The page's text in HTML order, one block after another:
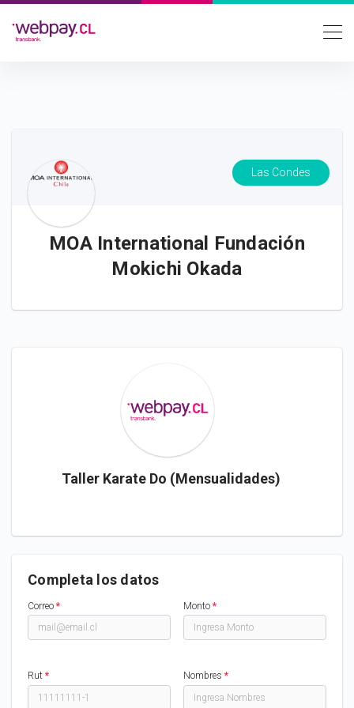
Las Condes
MOA International Fundación
Mokichi Okada
Taller Karate Do (Mensualidades)
Completa los datos
Correo * Monto *
Rut * Nombres *